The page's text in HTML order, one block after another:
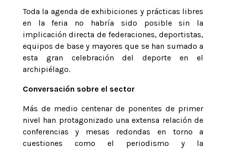
Toda la agenda de exhibiciones y prácticas libres
en la feria no habría sido posible sin la
implicación directa de federaciones, deportistas,
equipos de base y mayores que se han sumado a
esta gran celebración del deporte en el
archipiélago.
Conversación sobre el sector
Más de medio centenar de ponentes de primer
nivel han protagonizado una extensa relación de
conferencias y mesas redondas en torno a
cuestiones como el periodismo y la